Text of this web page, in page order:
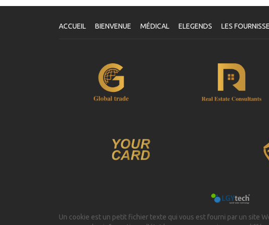
Une fois que
service.
ACCUEIL BIENVENUE MÉDICAL ELEGENDS LES
Un cookie est un petit fichier texte qui vous est fourni par un site